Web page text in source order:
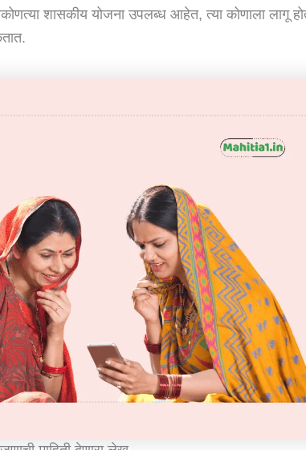
शासकीय योजना उपलब्ध आहेत, त्या कोणाला लागू